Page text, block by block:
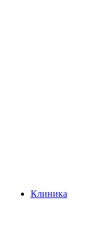
Клиника